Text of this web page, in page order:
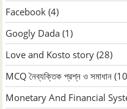
Facebook (4)
Googly Dada (1)
Love and Kosto story (28)
MCQ নৈব্যক্তিক প্রশ্ন ও সমাধান
Monetary And Financial